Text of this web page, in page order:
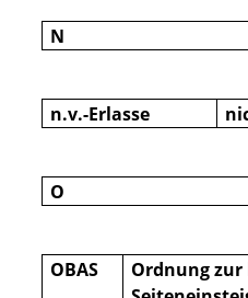
N
n.v.-Erlasse
O
OBAS
Ordnung